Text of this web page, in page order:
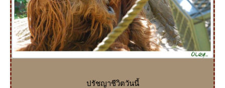
ปรัชญาชีวิตวันนี้